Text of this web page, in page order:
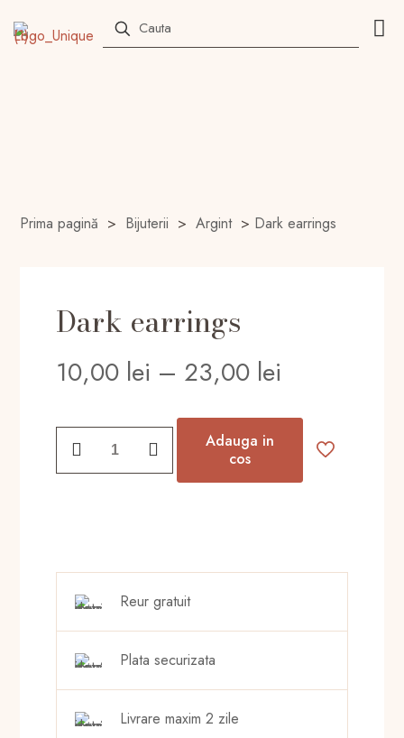
Prima pagină > Bijuterii > Argint > Dark earrings
Dark earrings
10,00 lei – 23,00 lei
prețuri:
10,00 lei
până
Dark
earrings
Adauga in
cos
Reur gratuit
Plata securizata
Livrare maxim 2 zile